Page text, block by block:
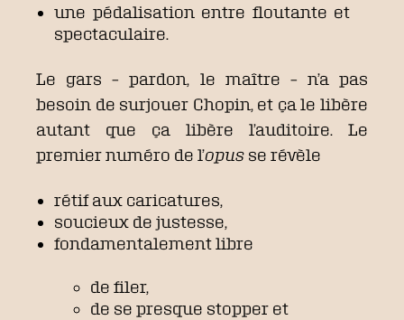
une pédalisation entre floutante et
spectaculaire.
Le gars – pardon, le maître – n’a pas
besoin de surjouer Chopin, et ça le libère
autant que ça libère l’auditoire. Le
premier numéro de l’opus se révèle
rétif aux caricatures,
soucieux de justesse,
fondamentalement libre
de filer,
de se presque stopper et